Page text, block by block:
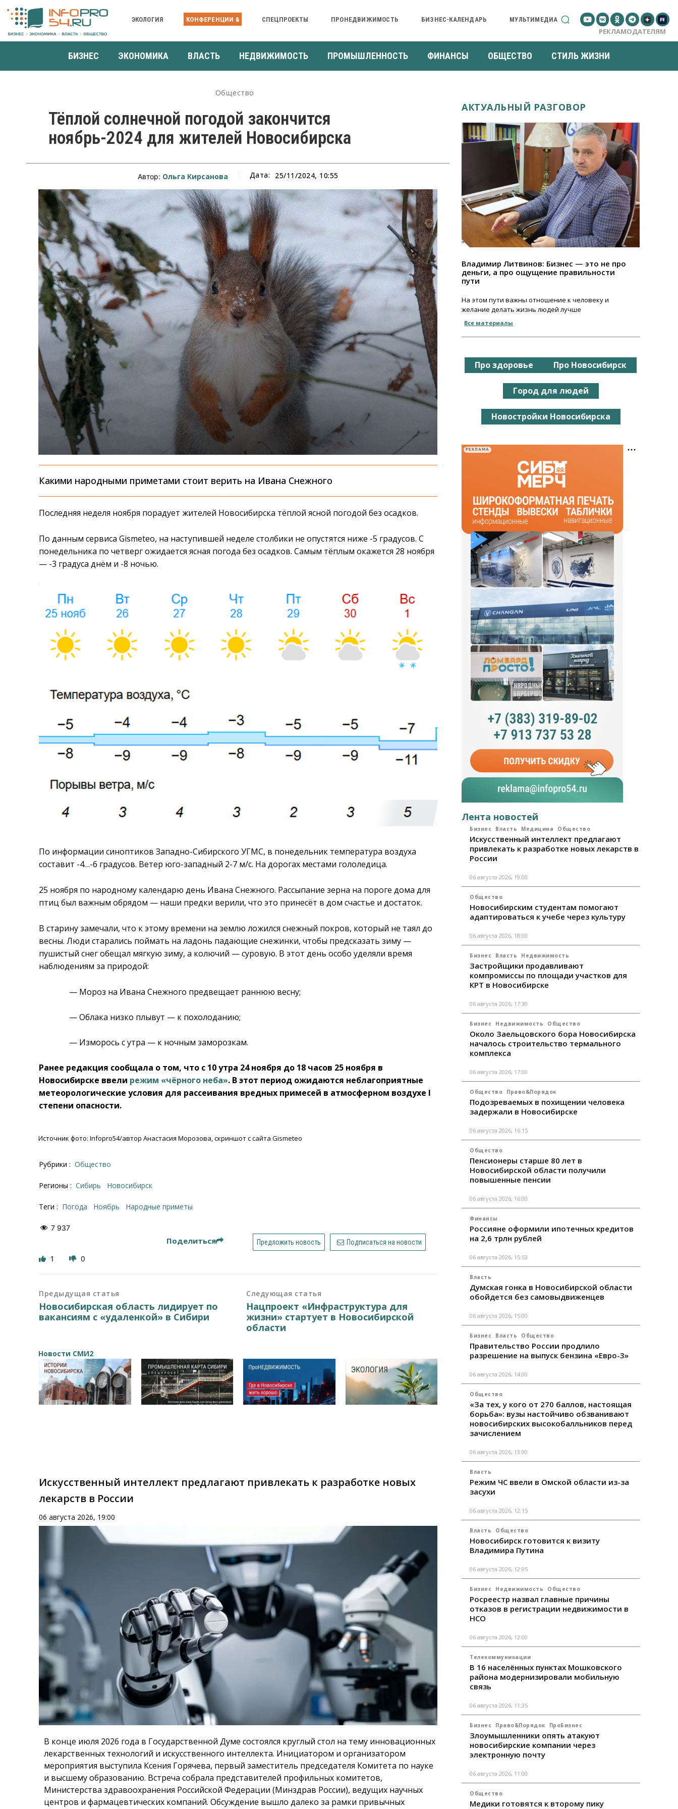
ЭКОЛОГИЯ КОНФЕРЕНЦИИ & СПЕЦПРОЕКТЫ ПРОНЕДВИЖИМОСТЬ БИЗНЕС-КАЛЕНДАРЬ МУЛЬТИМЕДИА
РЕКЛАМОДАТЕЛЯМ
БИЗНЕС ЭКОНОМИКА ВЛАСТЬ НЕДВИЖИМОСТЬ ПРОМЫШЛЕННОСТЬ ФИНАНСЫ ОБЩЕСТВО СТИЛЬ ЖИЗНИ
Общество
Тёплой солнечной погодой закончится
ноябрь-2024 для жителей Новосибирска
Автор: Ольга Кирсанова Дата: 25/11/2024, 10:55
Какими народными приметами стоит верить на Ивана Снежного
Последняя неделя ноября порадует жителей Новосибирска тёплой ясной погодой без осадков.
По данным сервиса Gismeteo, на наступившей неделе столбики не опустятся ниже -5 градусов. С
понедельника по четверг ожидается ясная погода без осадков. Самым тёплым окажется 28 ноября
— -3 градуса днём и -8 ночью.
По информации синоптиков Западно-Сибирского УГМС, в понедельник температура воздуха
составит -4…-6 градусов. Ветер юго-западный 2-7 м/с. На дорогах местами гололедица.
25 ноября по народному календарю день Ивана Снежного. Рассыпание зерна на пороге дома для
птиц был важным обрядом — наши предки верили, что это принесёт в дом счастье и достаток.
В старину замечали, что к этому времени на землю ложился снежный покров, который не таял до
весны. Люди старались поймать на ладонь падающие снежинки, чтобы предсказать зиму —
пушистый снег обещал мягкую зиму, а колючий — суровую. В этот день особо уделяли время
наблюдениям за природой:
— Мороз на Ивана Снежного предвещает раннюю весну;
— Облака низко плывут — к похолоданию;
— Изморось с утра — к ночным заморозкам.
Ранее редакция сообщала о том, что с 10 утра 24 ноября до 18 часов 25 ноября в
Новосибирске ввели режим «чёрного неба». В этот период ожидаются неблагоприятные
метеорологические условия для рассеивания вредных примесей в атмосферном воздухе I
степени опасности.
Источник фото: Infopro54/автор Анастасия Морозова, скриншот с сайта Gismeteo
Рубрики : Общество
Регионы : Сибирь Новосибирск
Теги : погода ноябрь Народные приметы
7 937
Поделиться Предложить новость Подписаться на новости
1 0
Предыдущая статья
Новосибирская область лидирует по
вакансиям с «удаленкой» в Сибири
Следующая статья
Нацпроект «Инфраструктура для
жизни» стартует в Новосибирской
области
Новости СМИ2
Искусственный интеллект предлагают привлекать к разработке новых
лекарств в России
06 августа 2026, 19:00
В конце июля 2026 года в Государственной Думе состоялся круглый стол на тему инновационных
лекарственных технологий и искусственного интеллекта. Инициатором и организатором
мероприятия выступила Ксения Горячева, первый заместитель председателя Комитета по науке
и высшему образованию. Встреча собрала представителей профильных комитетов,
Министерства здравоохранения Российской Федерации (Минздрав России), ведущих научных
центров и фармацевтических компаний. Обсуждение вышло далеко за рамки привычных
АКТУАЛЬНЫЙ РАЗГОВОР
Владимир Литвинов: Бизнес — это не про
деньги, а про ощущение правильности
пути
На этом пути важны отношение к человеку и
желание делать жизнь людей лучше
Все материалы
Про здоровье Про Новосибирск
Город для людей
Новостройки Новосибирска
РЕКЛАМА
Лента новостей
Бизнес Власть Медицина Общество
Искусственный интеллект предлагают
привлекать к разработке новых лекарств в
России
06 августа 2026, 19:00
Общество
Новосибирским студентам помогают
адаптироваться к учебе через культуру
06 августа 2026, 18:00
Бизнес Власть Недвижимость
Застройщики продавливают
компромиссы по площади участков для
КРТ в Новосибирске
06 августа 2026, 17:30
Бизнес Недвижимость Общество
Около Заельцовского бора Новосибирска
началось строительство термального
комплекса
06 августа 2026, 17:00
Общество Право&Порядок
Подозреваемых в похищении человека
задержали в Новосибирске
06 августа 2026, 16:15
Общество
Пенсионеры старше 80 лет в
Новосибирской области получили
повышенные пенсии
06 августа 2026, 16:00
Финансы
Россияне оформили ипотечных кредитов
на 2,6 трлн рублей
06 августа 2026, 15:53
Власть
Думская гонка в Новосибирской области
обойдется без самовыдвиженцев
06 августа 2026, 15:00
Бизнес Власть Общество
Правительство России продлило
разрешение на выпуск бензина «Евро-3»
06 августа 2026, 14:00
Общество
«За тех, у кого от 270 баллов, настоящая
борьба»: вузы настойчиво обзванивают
новосибирских высокобалльников перед
зачислением
06 августа 2026, 13:00
Власть
Режим ЧС ввели в Омской области из-за
засухи
06 августа 2026, 12:15
Власть Общество
Новосибирск готовится к визиту
Владимира Путина
06 августа 2026, 12:05
Бизнес Недвижимость Общество
Росреестр назвал главные причины
отказов в регистрации недвижимости в
НСО
06 августа 2026, 12:00
Телекоммуникации
В 16 населённых пунктах Мошковского
района модернизировали мобильную
связь
06 августа 2026, 11:35
Бизнес Право&Порядок ПроБизнес
Злоумышленники опять атакуют
новосибирские компании через
электронную почту
06 августа 2026, 11:00
Общество
Медики готовятся к второму пику